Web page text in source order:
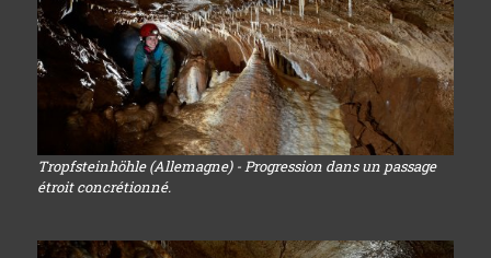
Tropfsteinhöhle (Allemagne) - Progression dans un passage
étroit concrétionné.